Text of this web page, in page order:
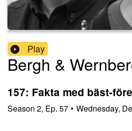
Play
Bergh &
157: Fakta med bäst-
Season 2, Ep. 57 • Wednesday,